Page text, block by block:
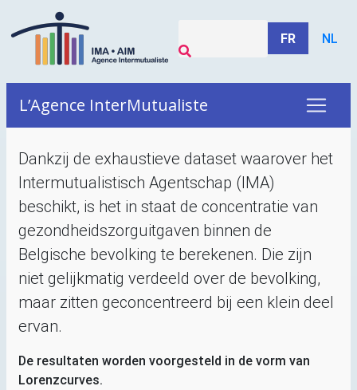
FR NL
L’Agence InterMutualiste
Dankzij de exhaustieve dataset waarover het
Intermutualistisch Agentschap (IMA)
beschikt, is het in staat de concentratie van
gezondheidszorguitgaven binnen de
Belgische bevolking te berekenen. Die zijn
niet gelijkmatig verdeeld over de bevolking,
maar zitten geconcentreerd bij een klein deel
ervan.
De resultaten worden voorgesteld in de vorm van
Lorenzcurves.